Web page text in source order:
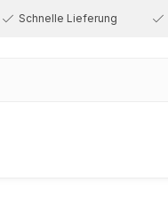
Schnelle Lieferung